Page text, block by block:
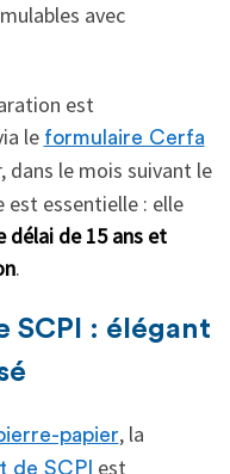
avec
est
le formulaire Cerfa
dans le mois suivant le
essentielle : elle
délai de 15 ans et
.
SCPI : élégant
papier, la
de SCPI est